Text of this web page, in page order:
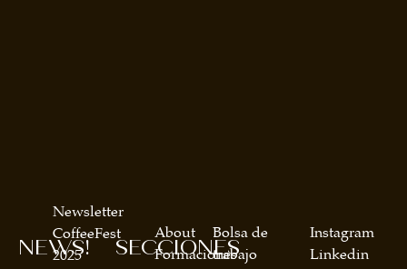
SECCIONES
About
Formaciones
Bolsa de
trabajo
NEWS!
Newsletter
CoffeeFest
2025
Instagram
Linkedin